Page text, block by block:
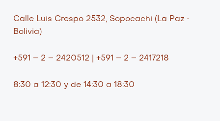
r
t
r
m
t
e
Calle Luis Crespo 2532, Sopocachi (La Paz •
Bolivia)
+591 – 2 – 2420512 | +591 – 2 – 2417218
8:30 a 12:30 y de 14:30 a 18:30